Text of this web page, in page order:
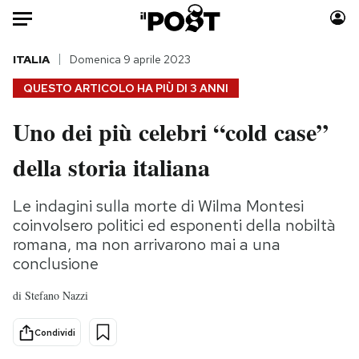
Auto
HOME
Italia
Politica
Tecnologia
Internet
Scienza
Cultura
Economia
Sport
Moda
Consumismi
Storie/Idee
Ok Boomer!
Media
QUESTO ARTICOLO HA PIÙ DI 3 ANNI
ITALIA Domenica 9 aprile 2023
Uno dei più celebri “cold case”
della storia italiana
Le indagini sulla morte di Wilma Montesi
coinvolsero politici ed esponenti della nobiltà
romana, ma non arrivarono mai a una
conclusione
di Stefano Nazzi
Condividi